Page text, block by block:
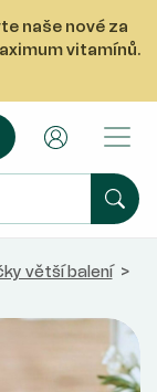
naše nové za
vitamínů.
větší balení >